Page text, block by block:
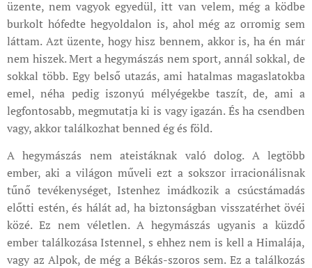
üzente, nem vagyok egyedül, itt van velem, még a ködbe
burkolt hófedte hegyoldalon is, ahol még az orromig sem
láttam. Azt üzente, hogy hisz bennem, akkor is, ha én már
nem hiszek. Mert a hegymászás nem sport, annál sokkal, de
sokkal több. Egy belső utazás, ami hatalmas magaslatokba
emel, néha pedig iszonyú mélyégekbe taszít, de, ami a
legfontosabb, megmutatja ki is vagy igazán. És ha csendben
vagy, akkor találkozhat benned ég és föld.
A hegymászás nem ateistáknak való dolog. A legtöbb
ember, aki a világon műveli ezt a sokszor irracionálisnak
tűnő tevékenységet, Istenhez imádkozik a csúcstámadás
előtti estén, és hálát ad, ha biztonságban visszatérhet övéi
közé. Ez nem véletlen. A hegymászás ugyanis a küzdő
ember találkozása Istennel, s ehhez nem is kell a Himalája,
vagy az Alpok, de még a Békás-szoros sem. Ez a találkozás